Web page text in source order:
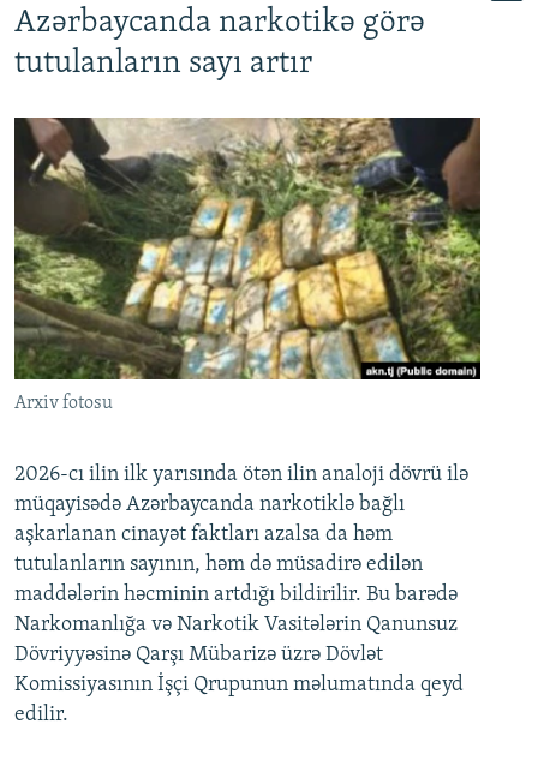
Azərbaycanda narkotikə görə
tutulanların sayı artır
Arxiv fotosu
2026-cı ilin ilk yarısında ötən ilin analoji dövrü ilə
müqayisədə Azərbaycanda narkotiklə bağlı
aşkarlanan cinayət faktları azalsa da həm
tutulanların sayının, həm də müsadirə edilən
maddələrin həcminin artdığı bildirilir. Bu barədə
Narkomanlığa və Narkotik Vasitələrin Qanunsuz
Dövriyyəsinə Qarşı Mübarizə üzrə Dövlət
Komissiyasının İşçi Qrupunun məlumatında qeyd
edilir.